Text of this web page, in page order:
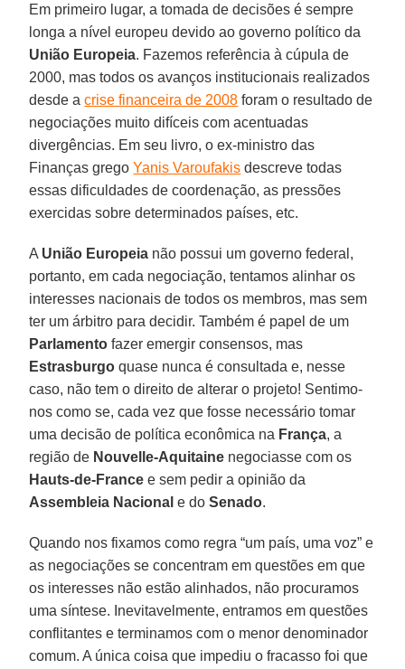
Em primeiro lugar, a tomada de decisões é sempre
longa a nível europeu devido ao governo político da
União Europeia. Fazemos referência à cúpula de
2000, mas todos os avanços institucionais realizados
desde acrise financeira de 2008 foram o resultado de
negociações muito difíceis com acentuadas
divergências. Em seu livro, o ex-ministro das
Finanças gregoYanis Varoufakis descreve todas
essas dificuldades de coordenação, as pressões
exercidas sobre determinados países, etc.
A União Europeia não possui um governo federal,
portanto, em cada negociação, tentamos alinhar os
interesses nacionais de todos os membros, mas sem
ter um árbitro para decidir. Também é papel de um
Parlamento fazer emergir consensos, mas
Estrasburgo quase nunca é consultada e, nesse
caso, não tem o direito de alterar o projeto! Sentimo-
nos como se, cada vez que fosse necessário tomar
uma decisão de política econômica na França, a
região de Nouvelle-Aquitaine negociasse com os
Hauts-de-France e sem pedir a opinião da
Assembleia Nacional e doSenado.
Quando nos fixamos como regra “um país, uma voz” e
as negociações se concentram em questões em que
os interesses não estão alinhados, não procuramos
uma síntese. Inevitavelmente, entramos em questões
conflitantes e terminamos com o menor denominador
comum. A única coisa que impediu o fracasso foi que